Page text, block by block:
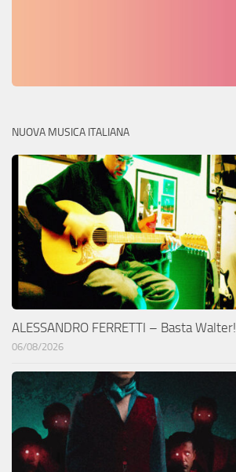
NUOVA MUSICA ITALIANA
ALESSANDRO FERRETTI – Basta Walter!
06/08/2026